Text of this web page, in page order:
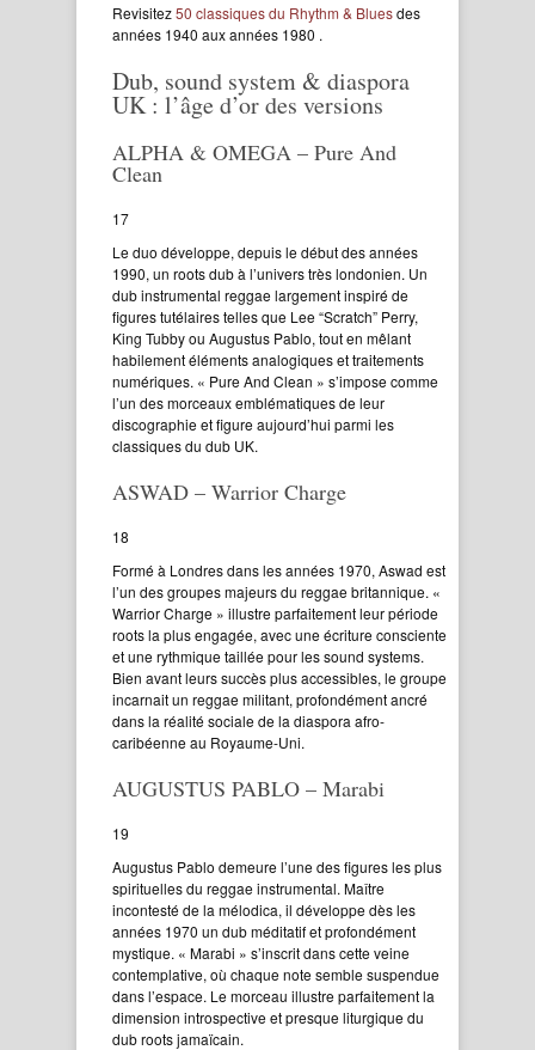
Revisitez50 classiques du Rhythm & Bluesdes
années 1940 aux années 1980 .
Dub, sound system & diaspora
UK : l’âge d’or des versions
ALPHA & OMEGA – Pure And
Clean
17
Le duo développe, depuis le début des années
1990, un roots dub à l’univers très londonien. Un
dub instrumental reggae largement inspiré de
figures tutélaires telles que Lee “Scratch” Perry,
King Tubby ou Augustus Pablo, tout en mêlant
habilement éléments analogiques et traitements
numériques. « Pure And Clean » s’impose comme
l’un des morceaux emblématiques de leur
discographie et figure aujourd’hui parmi les
classiques du dub UK.
ASWAD – Warrior Charge
18
Formé à Londres dans les années 1970, Aswad est
l’un des groupes majeurs du reggae britannique. «
Warrior Charge » illustre parfaitement leur période
roots la plus engagée, avec une écriture consciente
et une rythmique taillée pour les sound systems.
Bien avant leurs succès plus accessibles, le groupe
incarnait un reggae militant, profondément ancré
dans la réalité sociale de la diaspora afro-
caribéenne au Royaume-Uni.
AUGUSTUS PABLO – Marabi
19
Augustus Pablo demeure l’une des figures les plus
spirituelles du reggae instrumental. Maître
incontesté de la mélodica, il développe dès les
années 1970 un dub méditatif et profondément
mystique. « Marabi » s’inscrit dans cette veine
contemplative, où chaque note semble suspendue
dans l’espace. Le morceau illustre parfaitement la
dimension introspective et presque liturgique du
dub roots jamaïcain.